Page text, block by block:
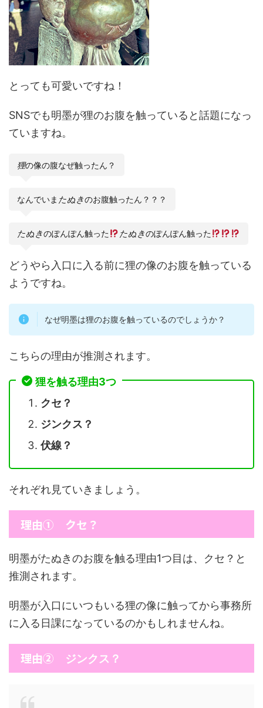
とっても可愛いですね！
SNSでも明墨が狸のお腹を触っていると話題になっ
ていますね。
狸の像の腹なぜ触ったん？
なんでいま たぬきのお腹触ったん？？？
たぬきのぽんぽん触った たぬきのぽんぽん触った
どうやら入口に入る前に狸の像のお腹を触っている
ようですね。
なぜ明墨は狸のお腹を触っているのでしょうか？
こちらの理由が推測されます。
狸を触る理由3つ
クセ？
ジンクス？
伏線？
それぞれ見ていきましょう。
理由① クセ？
明墨がたぬきのお腹を触る理由1つ目は、クセ？と
推測されます。
明墨が入口にいつもいる狸の像に触ってから事務所
に入る日課になっているのかもしれませんね。
理由② ジンクス？